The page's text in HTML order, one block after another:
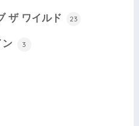
ザ ワイルド 23
ン 3